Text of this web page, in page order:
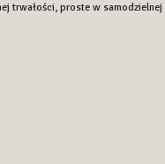
trwałości, proste w